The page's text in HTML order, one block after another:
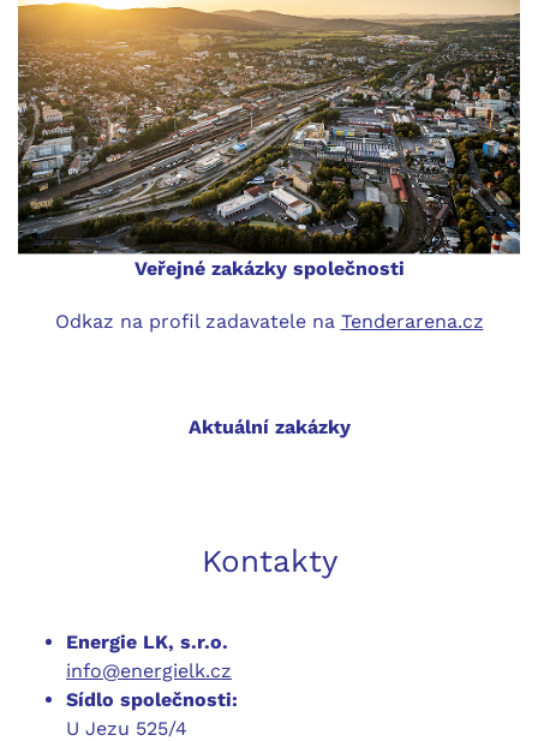
Veřejné zakázky společnosti
Odkaz na profil zadavatele na Tenderarena.cz
Aktuální zakázky
Kontakty
Energie LK, s.r.o.
info@energielk.cz
Sídlo společnosti:
U Jezu 525/4